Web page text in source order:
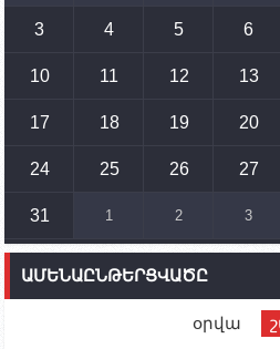
15:10 02.10.2023
սպառնալիքները
պատգամավորը
14:54 02.10.2023
տեղակայված
ունեն. կիպրոսցի
3 4 5 6
10 11 12 13
17 18 19 20
24 25 26 27
31 1 2 3
ԱՄԵՆԱԸՆԹԵՐՑՎԱԾԸ
օրվա